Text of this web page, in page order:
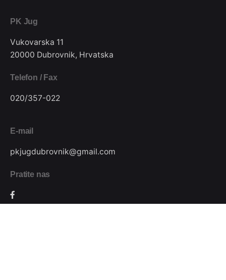
PK Jug
Vukovarska 11
20000 Dubrovnik, Hrvatska
Telefon / Fax
020/357-022
E-mail
pkjugdubrovnik@gmail.com
Pratite nas